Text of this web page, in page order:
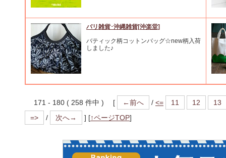
バリ雑貨･沖縄雑貨[沖楽堂]
バティック柄コットンバッグ☆new柄入荷
しました♪
171 - 180 ( 258 件中 ) [ ←前へ / <= 11 12
13
=>
/ 次へ→ ] [↑ページTOP]